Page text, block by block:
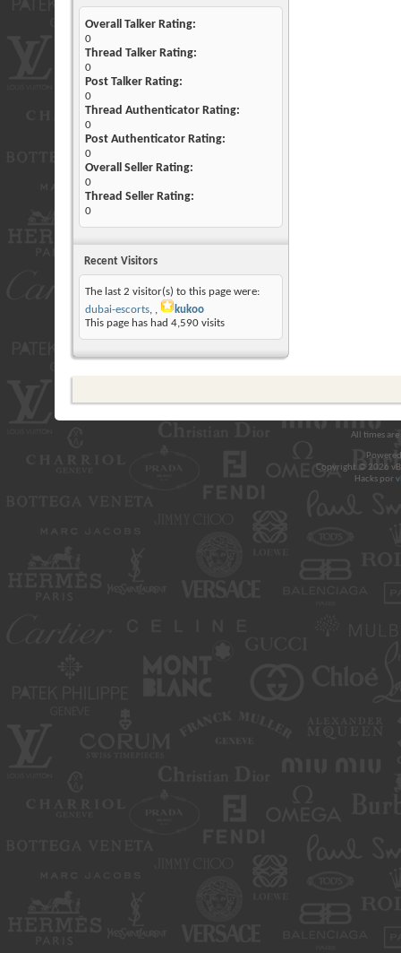
Overall Talker Rating:
0
Thread Talker Rating:
0
Post Talker Rating:
0
Thread Authenticator Rating:
0
Post Authenticator Rating:
0
Overall Seller Rating:
0
Thread Seller Rating:
0
Recent Visitors
The last 2 visitor(s) to this page were:
dubai-escorts,
kukoo
This page has had 4,590visits
All times
Copyright © 2026
Hacks por